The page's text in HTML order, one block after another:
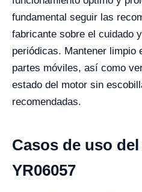
fundamental seguir las
fabricante sobre el cuidado
periódicas. Mantener limpio
partes móviles, así como
estado del motor sin
recomendadas.
Casos de uso
YR06057